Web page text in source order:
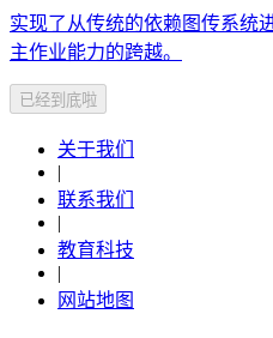
实现了从传统的依赖图传系统
主作业能力的跨越。
已经到底啦
关于我们
|
联系我们
|
教育科技
|
网站地图